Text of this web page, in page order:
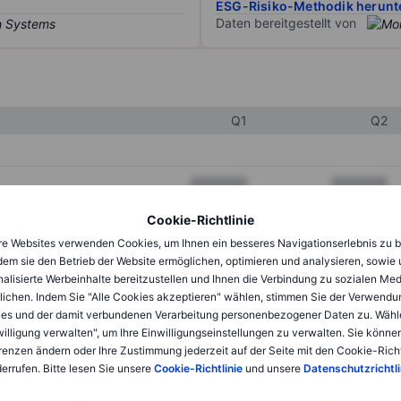
Cookie-Richtlinie
Websites verwenden Cookies, um Ihnen ein besseres Navigationserlebnis zu
sie den Betrieb der Website ermöglichen, optimieren und analysieren, sowie
Werbeinhalte bereitzustellen und Ihnen die Verbindung zu sozialen
Indem Sie "Alle Cookies akzeptieren" wählen, stimmen Sie der
und der damit verbundenen Verarbeitung personenbezogener Daten zu.
verwalten", um Ihre Einwilligungseinstellungen zu verwalten. Sie
ändern oder Ihre Zustimmung jederzeit auf der Seite mit den Cookie-
Bitte lesen Sie unsere Cookie-Richtlinieund unsere
ESG-Risiko-Methodik
Daten bereitgestellt von
Q1 Q2
XXXXXXX XXXXXXX
XXXXXXX
XXXXXXX XXXXXXX
XXXXXXX XXXXXXX
XXXXXXX XXXXXXX